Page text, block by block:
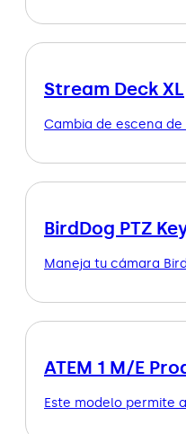
Stream Deck XL
Cambia de escena
BirdDog PTZ
Maneja tu cámara
ATEM 1 M/E
Este modelo permite